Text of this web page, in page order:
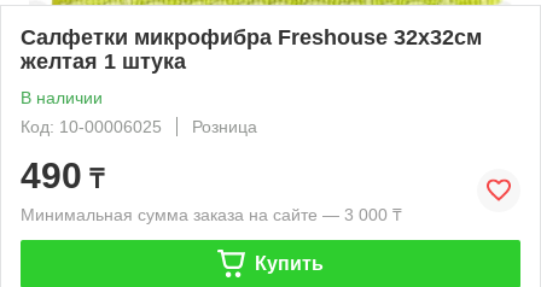
Салфетки микрофибра Freshouse 32x32см
желтая 1 штука
В наличии
Код: 10-00006025
Розница
490 ₸
Минимальная сумма заказа на сайте — 3 000 ₸
Купить